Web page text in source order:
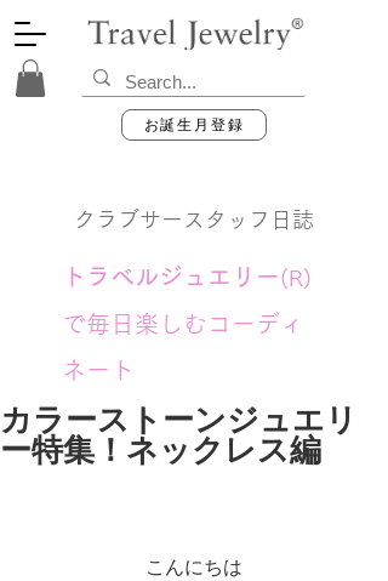
お誕生月登録
クラブサースタッフ日誌
トラベルジュエリー(R)
で毎日楽しむコーディ
ネート
カラーストーンジュエリ
ー特集！ネックレス編
こんにちは